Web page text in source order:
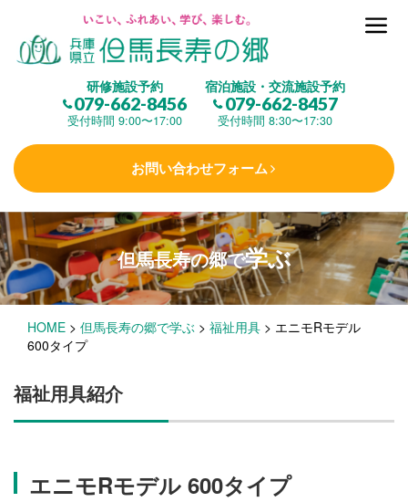
研修施設予約
079-662-8456
受付時間 9:00〜17:00
宿泊施設・交流施設予約
079-662-8457
受付時間 8:30〜17:30
お問い合わせフォーム
但馬長寿の郷とは
(研修施設)
楽しむ
学 ぶ(健康福祉)
泊まる(宿泊)
施設・料金
アクセス
但馬長寿の郷で学ぶ
HOME > 但馬長寿の郷で学ぶ > 福祉用具 > エニモRモデル
600タイプ
福祉用具紹介
エニモRモデル 600タイプ